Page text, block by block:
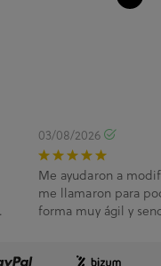
03/08/2026
Me ayudaron a
me llamaron para
forma muy ágil y